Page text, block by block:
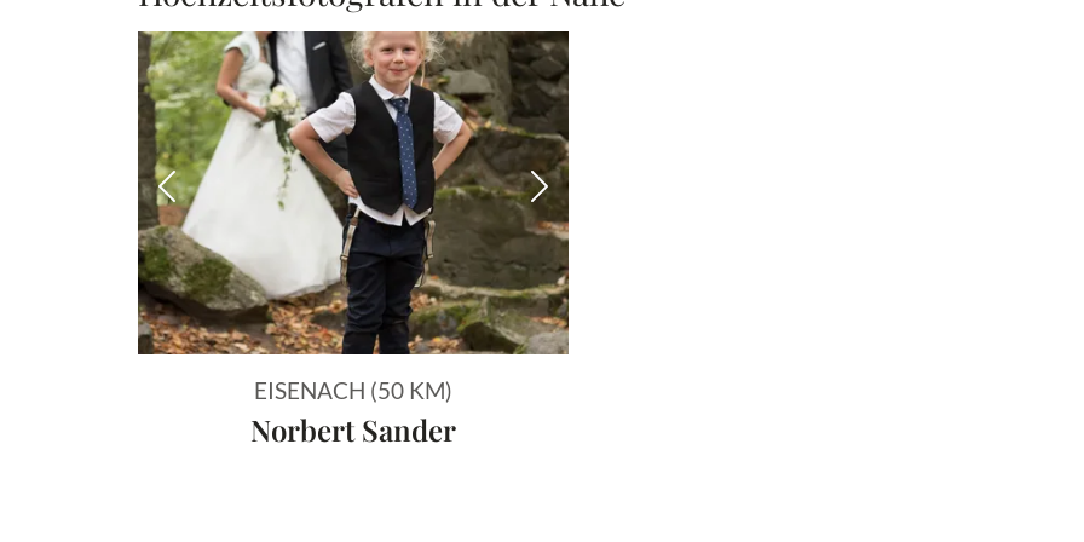
Vorheriges Bild Nächstes Bild
EISENACH (50 KM)
Norbert Sander